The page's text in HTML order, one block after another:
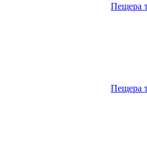
Пещера
Пещера